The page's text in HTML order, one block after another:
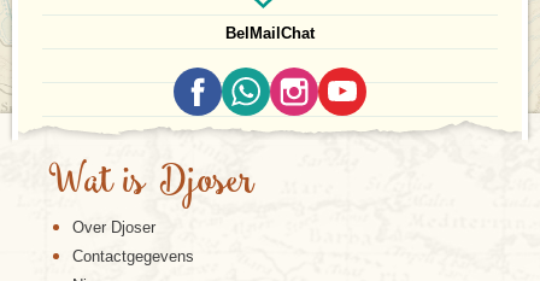
Bel Mail Chat
Wat is Djoser
Over Djoser
Contactgegevens